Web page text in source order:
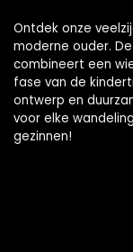
Ontdek onze
moderne ouder.
combineert een
fase van de
ontwerp en
voor elke
gezinnen!